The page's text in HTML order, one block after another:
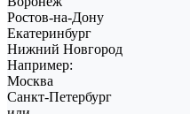
Ростов-на-Дону
Екатеринбург
Нижний Новгород
Например:
Москва
Санкт-Петербург